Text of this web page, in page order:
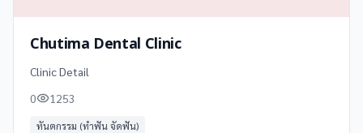
Chutima Dental Clinic
Clinic Detail
0
1253
ทันตกรรม (ทำฟัน จัดฟัน)